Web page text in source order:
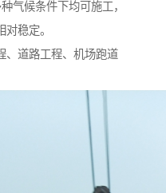
气候条件下均可施工，
稳定。
、道路工程、机场跑道